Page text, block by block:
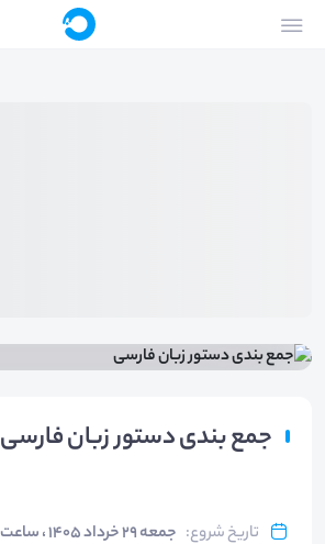
جمع بندی دستور زبان فارسی
تاریخ شروع: جمعه ۲۹ خرداد ۱۴۰۵ ، ساعت ۱۶:۳۰